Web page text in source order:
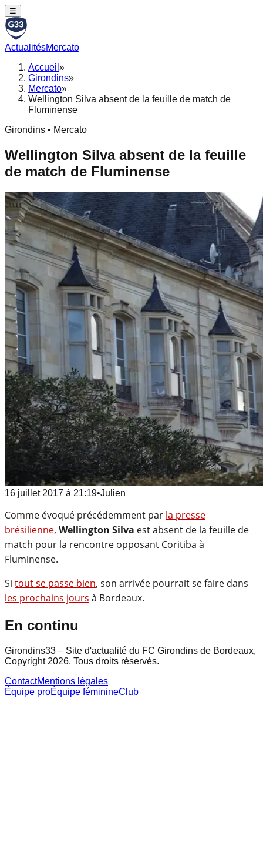
☰
ActualitésMercato
Accueil »
Girondins»
Mercato»
Wellington Silva absent de la feuille de match de
Fluminense
Girondins • Mercato
Wellington Silva absent de la feuille
de match de Fluminense
16 juillet 2017 à 21:19•Julien
Comme évoqué précédemment par la presse
brésilienne, Wellington Silva est absent de la feuille de
match pour la rencontre opposant Coritiba à
Fluminense.
Si tout se passe bien, son arrivée pourrait se faire dans
les prochains jours à Bordeaux.
En continu
Girondins33 – Site d'actualité du FC Girondins de Bordeaux,
Copyright 2026. Tous droits réservés.
ContactMentions légales
Équipe proÉquipe féminineClub